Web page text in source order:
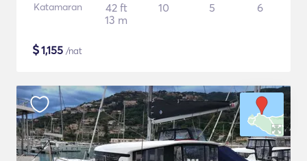
Katamaran
42 ft
13 m
10 5 6
$1,155 /nat